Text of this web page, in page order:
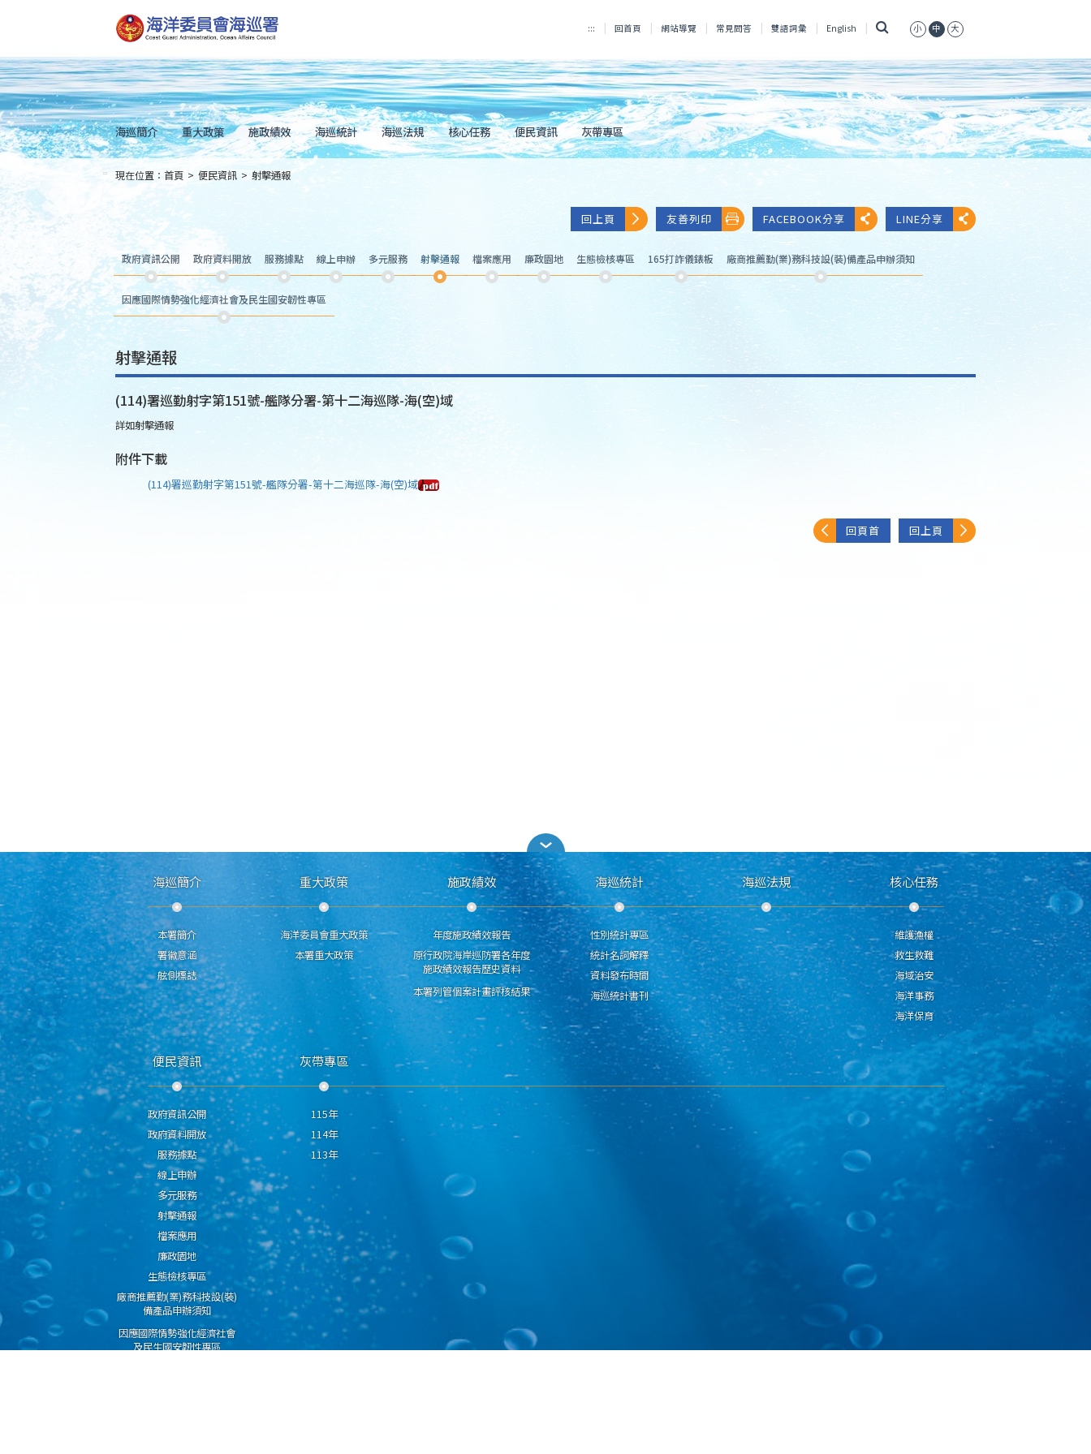
到
主
內
容
Skip
to
main
content
::: 回首頁 網站導覽 常見問答 雙語詞彙 English 小 中 大
海巡簡介 重大政策 施政績效 海巡統計 海巡法規 核心任務 便民資訊 灰帶專區
::: 現在位置： 首頁 > 便民資訊 > 射擊通報
回上頁 友善列印 FACEBOOK分享 LINE分享
政府資訊公開 政府資料開放 服務據點 線上申辦 多元服務 射擊通報 檔案應用 廉政園地 生態檢核專區 165打詐儀錶板 廠商推薦勤(業)務科技設(裝)備產品申辦須知
因應國際情勢強化經濟社會及民生國安韌性專區
射擊通報
(114)署巡勤射字第151號-艦隊分署-第十二海巡隊-海(空)域
詳如射擊通報
附件下載
(114)署巡勤射字第151號-艦隊分署-第十二海巡隊-海(空)域
回頁首 回上頁
海巡簡介
本署簡介
署徽意涵
舷側標誌
重大政策
海洋委員會重大政策
本署重大政策
施政績效
年度施政績效報告
原行政院海岸巡防署各年度
施政績效報告歷史資料
本署列管個案計畫評核結果
海巡統計
性別統計專區
統計名詞解釋
資料發布時間
海巡統計書刊
海巡法規 核心任務
維護漁權
救生救難
海域治安
海洋事務
海洋保育
便民資訊
政府資訊公開
政府資料開放
服務據點
線上申辦
多元服務
射擊通報
檔案應用
廉政園地
生態檢核專區
廠商推薦勤(業)務科技設(裝)
備產品申辦須知
因應國際情勢強化經濟社會
及民生國安韌性專區
灰帶專區
115年
114年
113年